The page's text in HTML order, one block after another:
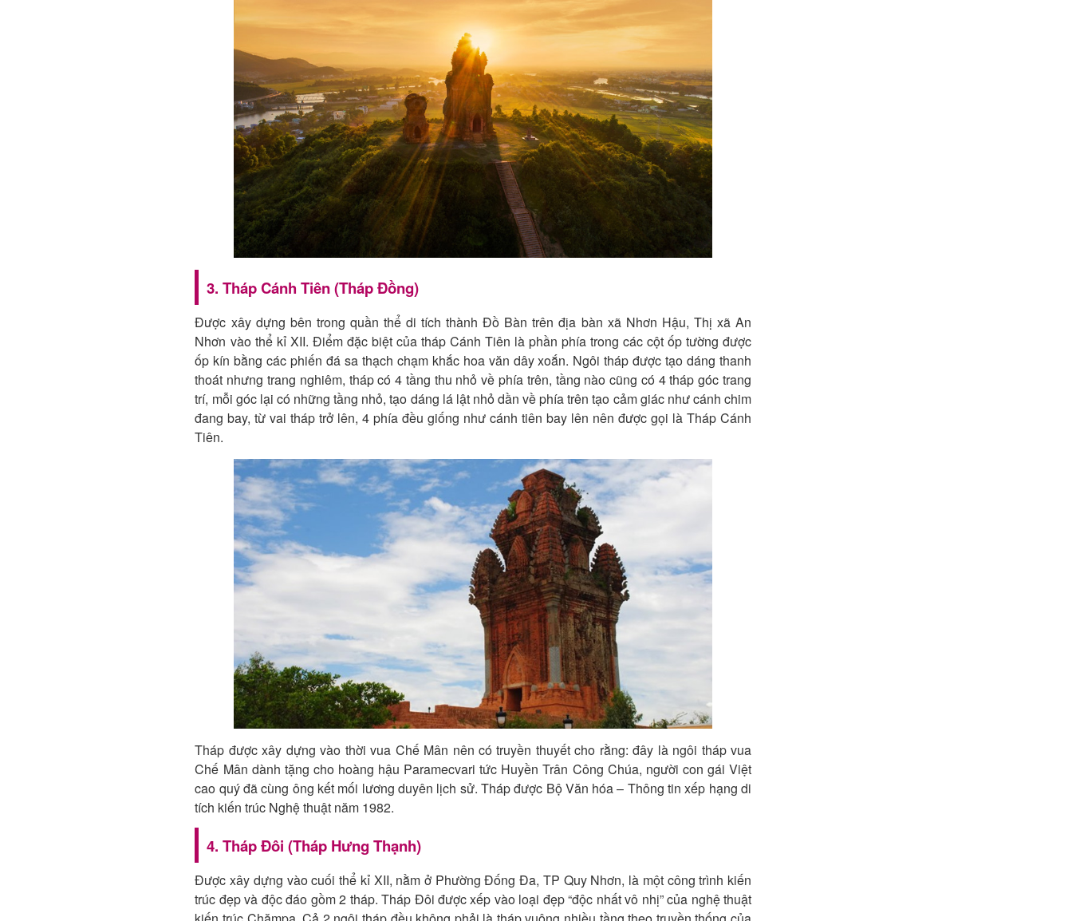
3. Tháp Cánh Tiên (Tháp Đồng)
Được xây dựng bên trong quần thể di tích thành Đồ Bàn trên địa bàn xã Nhơn Hậu, Thị xã An
Nhơn vào thể kỉ XII. Điểm đặc biệt của tháp Cánh Tiên là phần phía trong các cột ốp tường được
ốp kín bằng các phiến đá sa thạch chạm khắc hoa văn dây xoắn. Ngôi tháp được tạo dáng thanh
thoát nhưng trang nghiêm, tháp có 4 tầng thu nhỏ về phía trên, tầng nào cũng có 4 tháp góc trang
trí, mỗi góc lại có những tầng nhỏ, tạo dáng lá lật nhỏ dần về phía trên tạo cảm giác như cánh chim
đang bay, từ vai tháp trở lên, 4 phía đều giống như cánh tiên bay lên nên được gọi là Tháp Cánh
Tiên.
Tháp được xây dựng vào thời vua Chế Mân nên có truyền thuyết cho rằng: đây là ngôi tháp vua
Chế Mân dành tặng cho hoàng hậu Paramecvari tức Huyền Trân Công Chúa, người con gái Việt
cao quý đã cùng ông kết mối lương duyên lịch sử. Tháp được Bộ Văn hóa – Thông tin xếp hạng di
tích kiến trúc Nghệ thuật năm 1982.
4. Tháp Đôi (Tháp Hưng Thạnh)
Được xây dựng vào cuối thể kỉ XII, nằm ở Phường Đống Đa, TP Quy Nhơn, là một công trình kiến
trúc đẹp và độc đáo gồm 2 tháp. Tháp Đôi được xếp vào loại đẹp “độc nhất vô nhị” của nghệ thuật